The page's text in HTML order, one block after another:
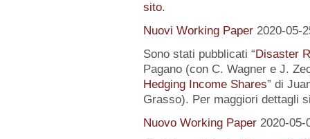
sito.
Nuovi Working Paper 2020-05-
Sono stati pubblicati “Disaster
Pagano (con C. Wagner e J.
Hedging Income Shares” di
Grasso). Per maggiori dettagli
Nuovo Working Paper 2020-05-